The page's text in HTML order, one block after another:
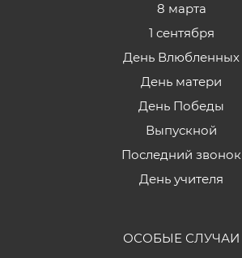
8 марта
1 сентября
День Влюбленных
День матери
День Победы
Выпускной
Последний звонок
День учителя
ОСОБЫЕ СЛУЧАИ